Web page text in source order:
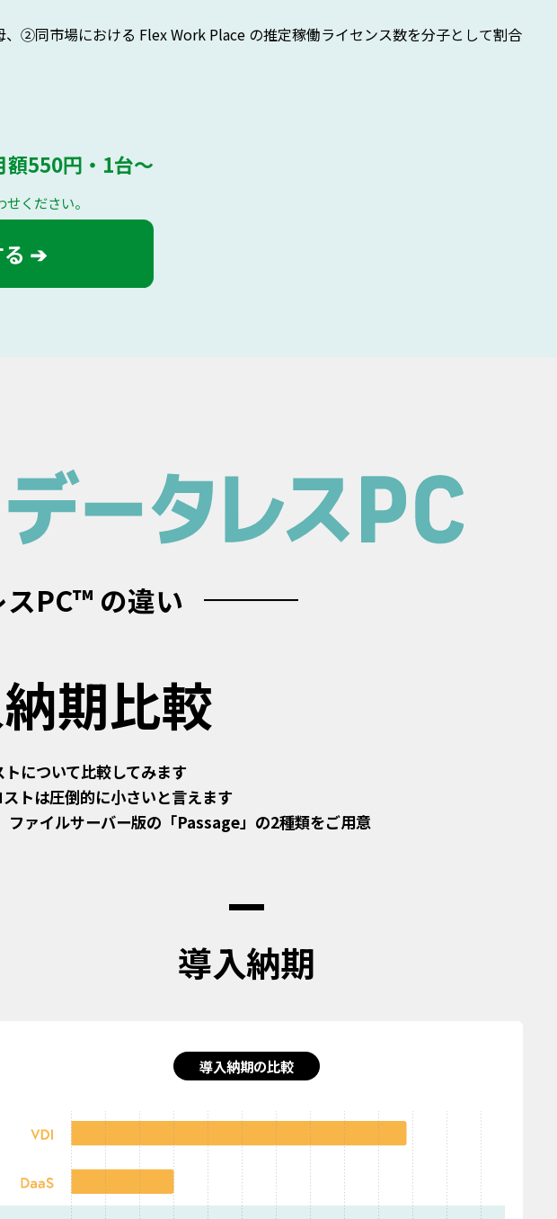
②同市場における Flex Work Place の推定稼働ライセンス数を分子として割合
額550円・1台〜
ください。
る ➔
PC™ の違い
期比較
について比較してみます
トは圧倒的に小さいと言えます
ァイルサーバー版の「Passage」の2種類をご用意
導入納期
導入納期の比較